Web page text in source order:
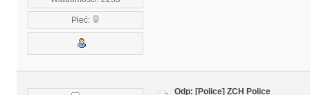
Płeć:
Odp: [Police] ZCH Police